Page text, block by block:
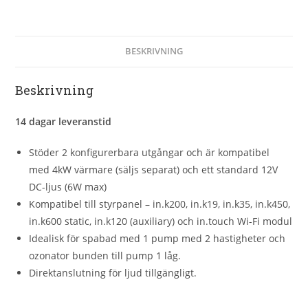
BESKRIVNING
Beskrivning
14 dagar leveranstid
Stöder 2 konfigurerbara utgångar och är kompatibel
med 4kW värmare (säljs separat) och ett standard 12V
DC-ljus (6W max)
Kompatibel till styrpanel – in.k200, in.k19, in.k35, in.k450,
in.k600 static, in.k120 (auxiliary) och in.touch Wi-Fi modul
Idealisk för spabad med 1 pump med 2 hastigheter och
ozonator bunden till pump 1 låg.
Direktanslutning för ljud tillgängligt.